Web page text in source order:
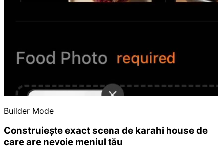
Builder Mode
Construiește exact scena de karahi house de
care are nevoie meniul tău